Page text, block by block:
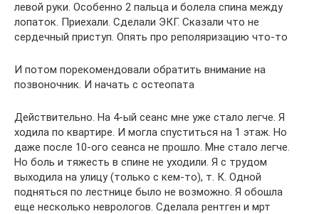
левой руки. Особенно 2 пальца и болела спина между
лопаток. Приехали. Сделали ЭКГ. Сказали что не
сердечный приступ. Опять про реполяризацию что-то
И потом порекомендовали обратить внимание на
позвоночник. И начать с остеопата
Действительно. На 4-ый сеанс мне уже стало легче. Я
ходила по квартире. И могла спуститься на 1 этаж. Но
даже после 10-ого сеанса не прошло. Мне стало легче.
Но боль и тяжесть в спине не уходили. Я с трудом
выходила на улицу (только с кем-то), т. К. Одной
подняться по лестнице было не возможно. Я обошла
еще несколько неврологов. Сделала рентген и мрт